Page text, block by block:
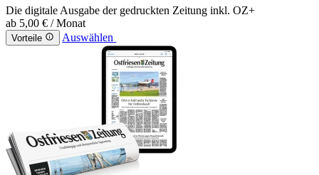
Die digitale Ausgabe der gedruckten Zeitung inkl. OZ+
ab 5,00 € / Monat
Vorteile Auswählen